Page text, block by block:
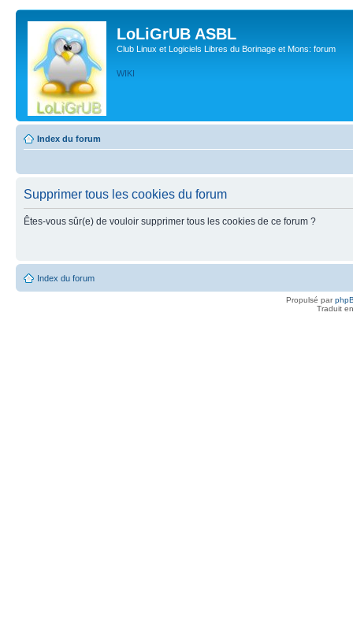
LoLiGrUB ASBL
Club Linux et Logiciels Libres du Borinage et Mons: forum
WIKI
Index du forum
Supprimer tous les cookies du forum
Êtes-vous sûr(e) de vouloir supprimer tous les cookies de ce forum ?
Index du forum
Propulsé par
Traduit